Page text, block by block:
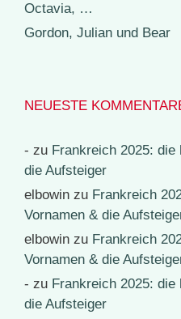
Octavia, …
Gordon, Julian und Bear
NEUESTE
- zu Frankreich 2025: die
die Aufsteiger
elbowin zu Frankreich
Vornamen & die
elbowin zu Frankreich
Vornamen & die
- zu Frankreich 2025: die
die Aufsteiger